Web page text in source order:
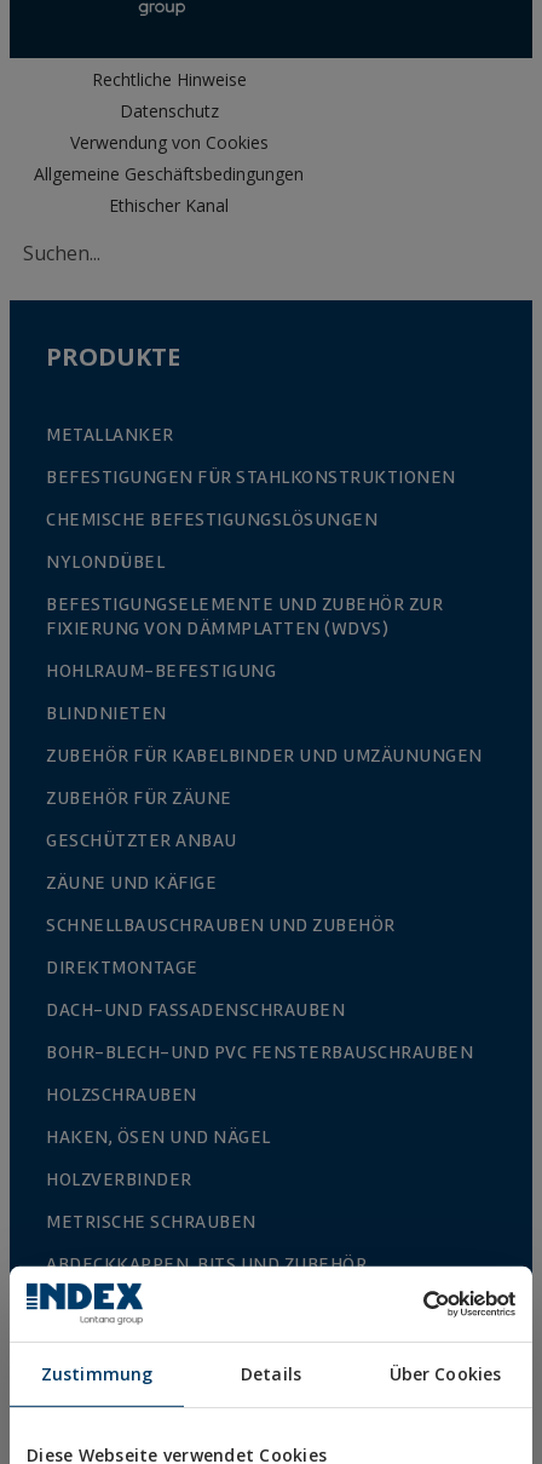
Zustimmung Details Über Cookies
Diese Webseite verwendet Cookies
Rechtliche Hinweise
Datenschutz
Verwendung von Cookies
Allgemeine Geschäftsbedingungen
Ethischer Kanal
PRODUKTE
METALLANKER
BEFESTIGUNGEN FÜR STAHLKONSTRUKTIONEN
CHEMISCHE BEFESTIGUNGSLÖSUNGEN
NYLONDÜBEL
BEFESTIGUNGSELEMENTE UND ZUBEHÖR ZUR
FIXIERUNG VON DÄMMPLATTEN (WDVS)
HOHLRAUM-BEFESTIGUNG
BLINDNIETEN
ZUBEHÖR FÜR KABELBINDER UND UMZÄUNUNGEN
ZUBEHÖR FÜR ZÄUNE
GESCHÜTZTER ANBAU
ZÄUNE UND KÄFIGE
SCHNELLBAUSCHRAUBEN UND ZUBEHÖR
DIREKTMONTAGE
DACH-UND FASSADENSCHRAUBEN
BOHR-BLECH-UND PVC FENSTERBAUSCHRAUBEN
HOLZSCHRAUBEN
HAKEN, ÖSEN UND NÄGEL
HOLZVERBINDER
METRISCHE SCHRAUBEN
ABDECKKAPPEN, BITS UND ZUBEHÖR
MASSIVROHRSCHELLEN
LEICHTE ROHRSCHELLEN
BRANDSCHUTZSYSTEME